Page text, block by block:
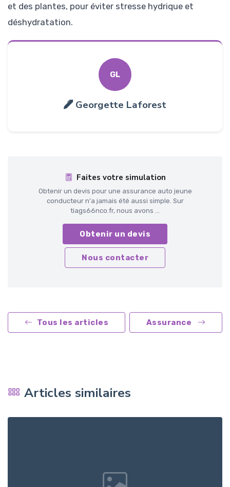
et des plantes, pour éviter stresse hydrique et
déshydratation.
GL
Georgette Laforest
Faites votre simulation
Obtenir un devis pour une assurance auto jeune
conducteur n'a jamais été aussi simple. Sur
tiags66nco.fr, nous avons ...
Obtenir un devis
Nous contacter
Tous les articles Assurance
Articles similaires